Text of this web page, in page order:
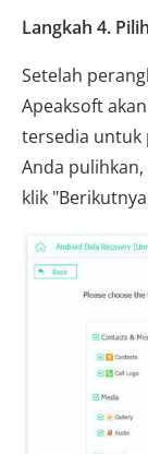
Langkah 4.
Setelah
Apeaksoft
tersedia untuk
Anda
klik